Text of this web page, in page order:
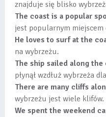
znajduje się blisko
The coast is a popular
jest popularnym
He loves to surf at the
na wybrzeżu.
The ship sailed along
płynął wzdłuż wybrzeża
There are many cliffs
wybrzeżu jest wiele klifów.
We spent the weekend